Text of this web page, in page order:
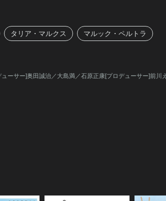
タリア・マルクス マルック・ペルトラ
ーサー]奥田誠治／大島満／石原正康[プロデューサー]前川